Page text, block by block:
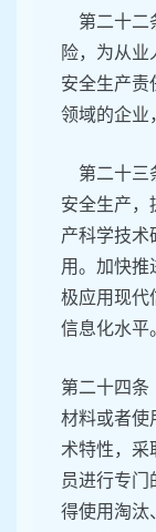
第二十二
险，为从
安全生产责
领域的企业
第二十三
安全生产，
产科学技术
用。加快推
极应用现代
信息化水平
第二十四
材料或者使
术特性，采
员进行专门
得使用淘汰